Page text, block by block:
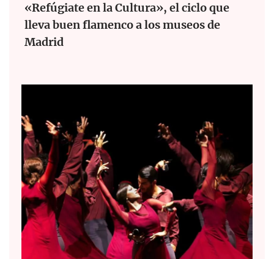
«Refúgiate en la Cultura», el ciclo que
lleva buen flamenco a los museos de
Madrid